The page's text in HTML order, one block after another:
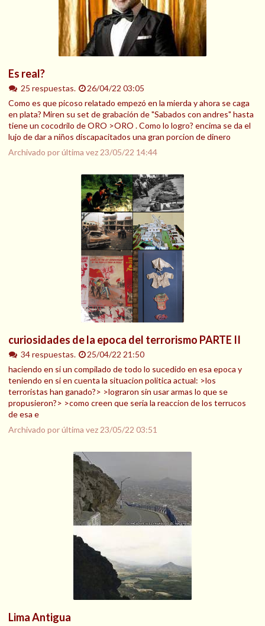
Es real?
25 respuestas.
26/04/22 03:05
Como es que picoso relatado empezó en la mierda y ahora se caga
en plata? Miren su set de grabación de "Sabados con andres" hasta
tiene un cocodrilo de ORO >ORO . Como lo logro? encima se da el
lujo de dar a niños discapacitados una gran porcion de dinero
Archivado por última vez 23/05/22 14:44
curiosidades de la epoca del terrorismo PARTE II
34 respuestas.
25/04/22 21:50
haciendo en si un compilado de todo lo sucedido en esa epoca y
teniendo en si en cuenta la situacion politica actual: >los
terroristas han ganado?> >lograron sin usar armas lo que se
propusieron?> >como creen que seria la reaccion de los terrucos
de esa e
Archivado por última vez 23/05/22 03:51
Lima Antigua